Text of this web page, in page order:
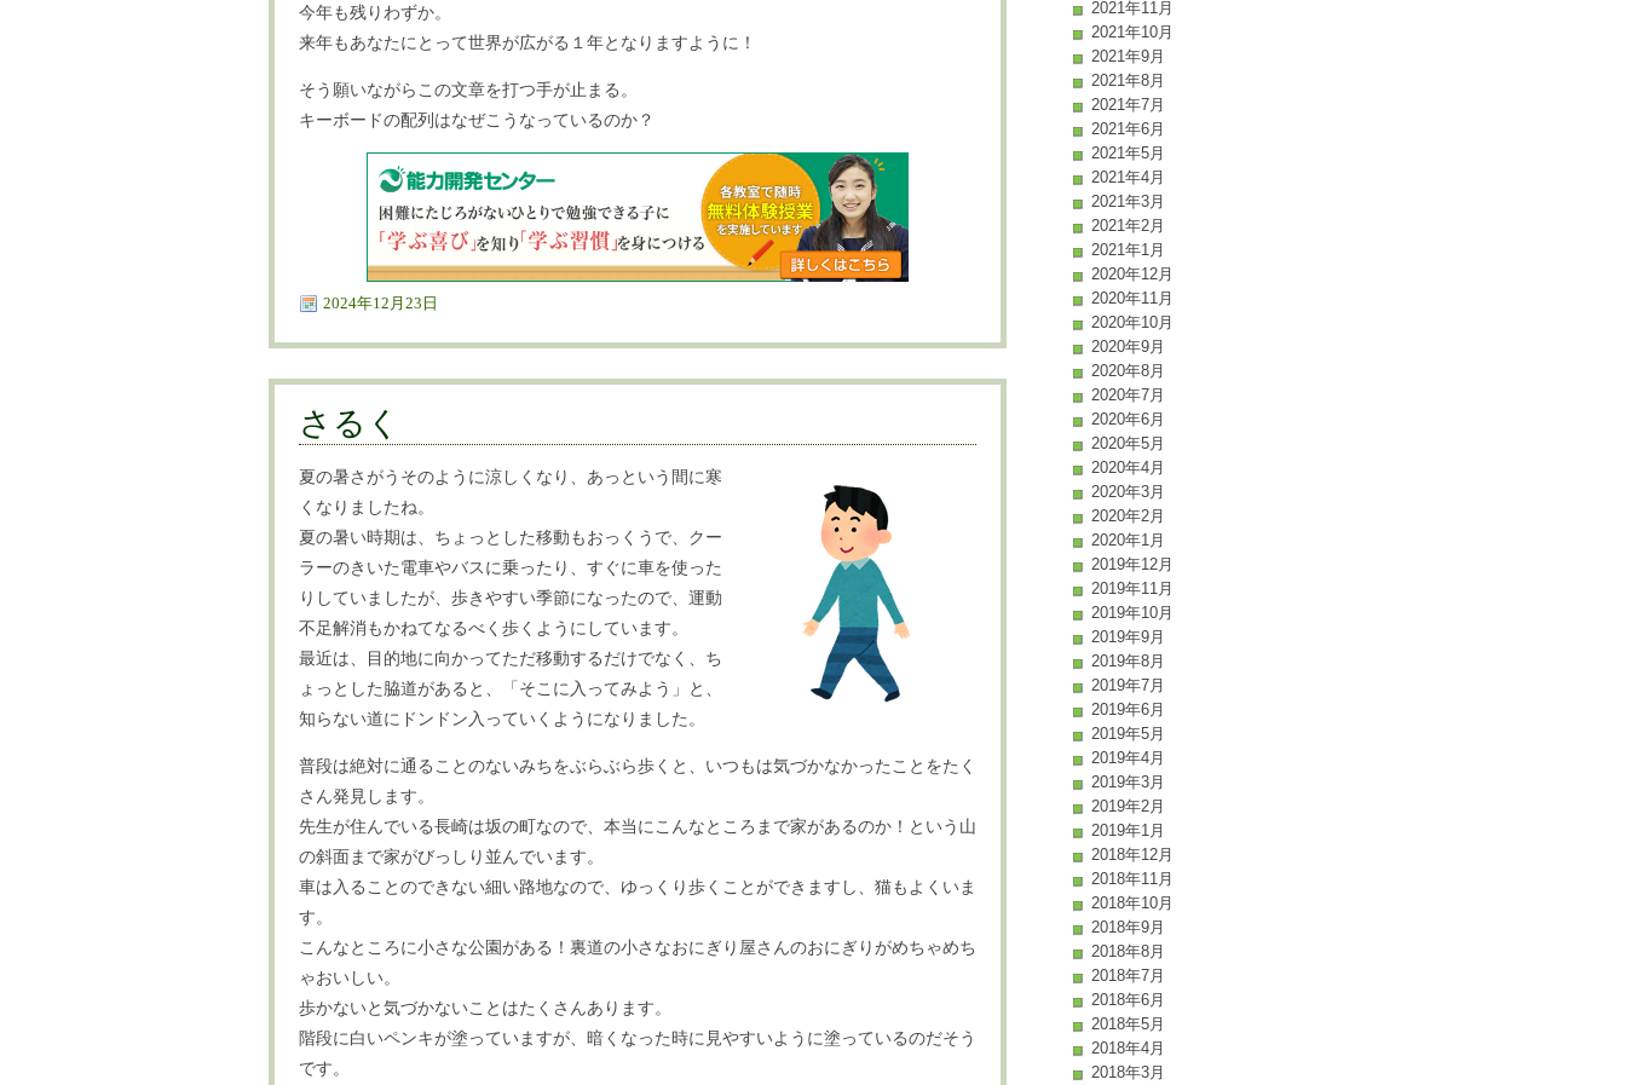
今年も残りわずか。
来年もあなたにとって世界が広がる１年となりますように！
そう願いながらこの文章を打つ手が止まる。
キーボードの配列はなぜこうなっているのか？
2024年12月23日
さるく
夏の暑さがうそのように涼しくなり、あっという間に寒
くなりましたね。
夏の暑い時期は、ちょっとした移動もおっくうで、クー
ラーのきいた電車やバスに乗ったり、すぐに車を使った
りしていましたが、歩きやすい季節になったので、運動
不足解消もかねてなるべく歩くようにしています。
最近は、目的地に向かってただ移動するだけでなく、ち
ょっとした脇道があると、「そこに入ってみよう」と、
知らない道にドンドン入っていくようになりました。
普段は絶対に通ることのないみちをぶらぶら歩くと、いつもは気づかなかったことをたく
さん発見します。
先生が住んでいる長崎は坂の町なので、本当にこんなところまで家があるのか！という山
の斜面まで家がびっしり並んでいます。
車は入ることのできない細い路地なので、ゆっくり歩くことができますし、猫もよくいま
す。
こんなところに小さな公園がある！裏道の小さなおにぎり屋さんのおにぎりがめちゃめち
ゃおいしい。
歩かないと気づかないことはたくさんあります。
階段に白いペンキが塗っていますが、暗くなった時に見やすいように塗っているのだそう
です。
2021年11月
2021年10月
2021年9月
2021年8月
2021年7月
2021年6月
2021年5月
2021年4月
2021年3月
2021年2月
2021年1月
2020年12月
2020年11月
2020年10月
2020年9月
2020年8月
2020年7月
2020年6月
2020年5月
2020年4月
2020年3月
2020年2月
2020年1月
2019年12月
2019年11月
2019年10月
2019年9月
2019年8月
2019年7月
2019年6月
2019年5月
2019年4月
2019年3月
2019年2月
2019年1月
2018年12月
2018年11月
2018年10月
2018年9月
2018年8月
2018年7月
2018年6月
2018年5月
2018年4月
2018年3月